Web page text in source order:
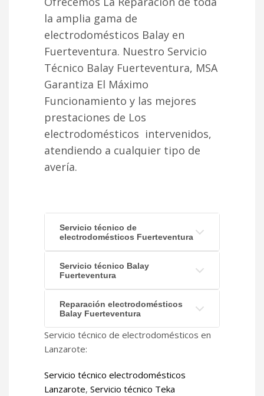
la amplia gama de
electrodomésticos Balay en
Fuerteventura. Nuestro Servicio
Técnico Balay Fuerteventura, MSA
Garantiza El Máximo
Funcionamiento y las mejores
prestaciones de Los
electrodomésticos intervenidos,
atendiendo a cualquier tipo de
avería.
Servicio técnico de
electrodomésticos Fuerteventura
Servicio técnico Balay
Fuerteventura
Reparación electrodomésticos
Balay Fuerteventura
Servicio técnico de electrodomésticos en
Lanzarote:
Servicio técnico electrodomésticos
Lanzarote, Servicio técnico Teka